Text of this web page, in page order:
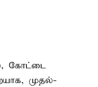
கோட்டை
முதல்-